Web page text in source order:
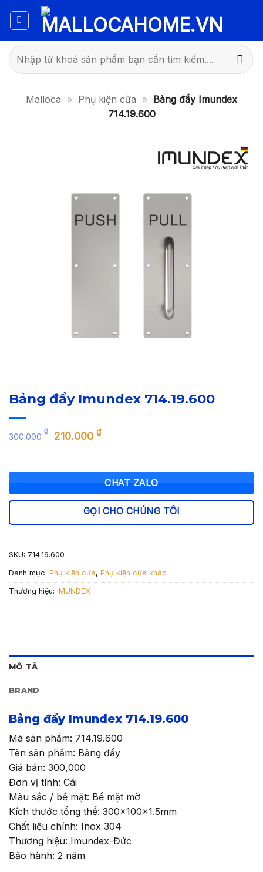
dung
Tìm
kiếm:
Malloca » Phụ kiện cửa »
Bảng đẩy Imundex
714.19.600
Bảng đẩy Imundex 714.19.600
300.000
₫
Giá
300.000 ₫.
210.000₫Giá
là:
210.000 ₫.
CHAT ZALO
GỌI CHO CHÚNG TÔI
SKU: 714.19.600
Danh mục: Phụ kiện cửa, Phụ kiện cửa khác
Thương hiệu: IMUNDEX
MÔ TẢ
BRAND
Bảng đẩy Imundex 714.19.600
Mã sản phẩm: 714.19.600
Tên sản phẩm: Bảng đẩy
Giá bán: 300,000
Đơn vị tính: Cái
Màu sắc / bề mặt: Bề mặt mờ
Kích thước tổng thể: 300x100x1.5mm
Chất liệu chính: Inox 304
Thương hiệu: Imundex-Đức
Bảo hành: 2 năm